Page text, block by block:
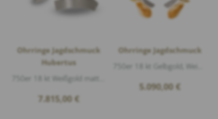
Ohrringe Jagdschmuck
Hubertus
7.815,00 €
Ohrringe Jagdschmuck
5.090,00 €